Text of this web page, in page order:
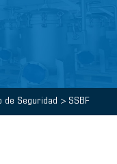
de Seguridad > SSBF